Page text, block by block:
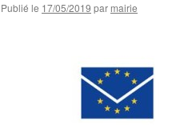
Publié le 17/05/2019 par mairie